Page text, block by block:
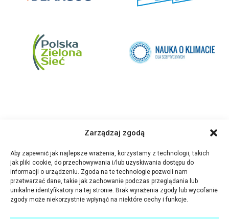
Zarządzaj zgodą
Aby zapewnić jak najlepsze wrażenia, korzystamy z technologii, takich
jak pliki cookie, do przechowywania i/lub uzyskiwania dostępu do
informacji o urządzeniu. Zgoda na te technologie pozwoli nam
przetwarzać dane, takie jak zachowanie podczas przeglądania lub
unikalne identyfikatory na tej stronie. Brak wyrażenia zgody lub wycofanie
zgody może niekorzystnie wpłynąć na niektóre cechy i funkcje.